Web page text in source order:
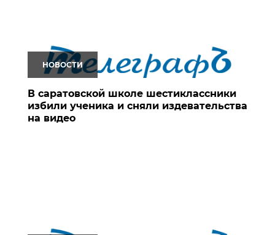
НОВОСТИ
В саратовской школе шестиклассники
избили ученика и сняли издевательства
на видео